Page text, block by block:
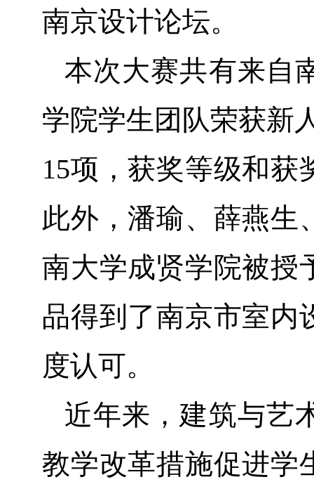
南京设计论坛。
本次大赛共有来自
学院学生团队荣获新
15项，获奖等级和
此外，潘瑜、薛燕生
南大学成贤学院被授
品得到了南京市室内
度认可。
近年来，建筑与艺
教学改革措施促进学